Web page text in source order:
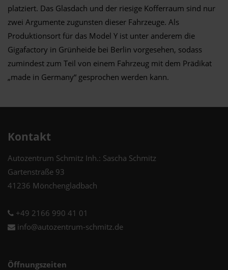
platziert. Das Glasdach und der riesige Kofferraum sind nur
zwei Argumente zugunsten dieser Fahrzeuge. Als
Produktionsort für das Model Y ist unter anderem die
Gigafactory in Grünheide bei Berlin vorgesehen, sodass
zumindest zum Teil von einem Fahrzeug mit dem Prädikat
„made in Germany“ gesprochen werden kann.
Kontakt
Autozentrum Schmitz Inh.: Sascha Schmitz
Gartenstraße 93
41236 Mönchengladbach
+49 2166 990 41 01
info@autozentrum-schmitz.de
Öffnungszeiten